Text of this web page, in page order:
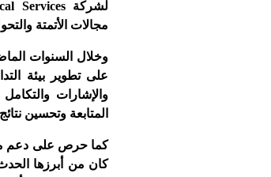
مجالات الأتمتة
وخلال السنوات
على تطوير بيئة
والإشارات
المتابعة وتحسين
كما حرص على دعم